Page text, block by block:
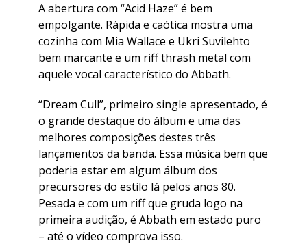
A abertura com “Acid Haze” é bem
empolgante. Rápida e caótica mostra uma
cozinha com Mia Wallace e Ukri Suvilehto
bem marcante e um riff thrash metal com
aquele vocal característico do Abbath.
“Dream Cull”, primeiro single apresentado, é
o grande destaque do álbum e uma das
melhores composições destes três
lançamentos da banda. Essa música bem que
poderia estar em algum álbum dos
precursores do estilo lá pelos anos 80.
Pesada e com um riff que gruda logo na
primeira audição, é Abbath em estado puro
– até o vídeo comprova isso.